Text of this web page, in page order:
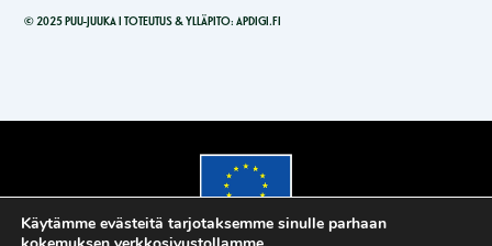
© 2025 PUU-JUUKA I TOTEUTUS & YLLÄPITO:APDIGI.FI
Käytämme evästeitä tarjotaksemme sinulle parhaan